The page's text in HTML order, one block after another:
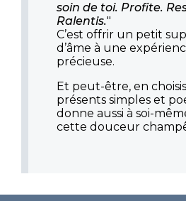
soin de toi. Profite.
Ralentis."
C’est offrir un petit
d’âme à une
précieuse.
Et peut-être, en
présents simples et
donne aussi à soi-
cette douceur